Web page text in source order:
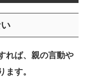
れば、親の言動や
す。